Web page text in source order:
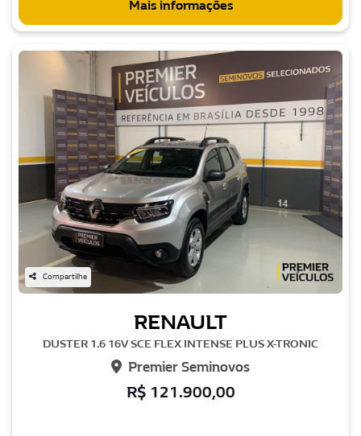
Mais informações
Compartilhe
RENAULT
DUSTER 1.6 16V SCE FLEX INTENSE PLUS X-TRONIC
Premier Seminovos
R$ 121.900,00